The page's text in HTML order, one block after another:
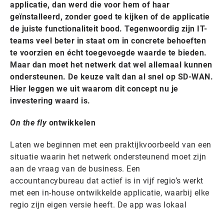
applicatie, dan werd die voor hem of haar
geïnstalleerd, zonder goed te kijken of de applicatie
de juiste functionaliteit bood. Tegenwoordig zijn IT-
teams veel beter in staat om in concrete behoeften
te voorzien en écht toegevoegde waarde te bieden.
Maar dan moet het netwerk dat wel allemaal kunnen
ondersteunen. De keuze valt dan al snel op SD-WAN.
Hier leggen we uit waarom dit concept nu je
investering waard is.
On the flyontwikkelen
Laten we beginnen met een praktijkvoorbeeld van een
situatie waarin het netwerk ondersteunend moet zijn
aan de vraag van de business. Een
accountancybureau dat actief is in vijf regio’s werkt
met een in-house ontwikkelde applicatie, waarbij elke
regio zijn eigen versie heeft. De app was lokaal